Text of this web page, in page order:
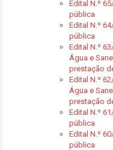
Edital N.º
pública
Edital N.º
pública
Edital N.º
Água e
prestação
Edital N.º
Água e
prestação
Edital N.º
pública
Edital N.º
pública